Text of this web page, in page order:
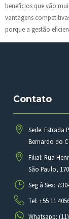
benefícios que vão
vantagens
porque a gestão
Contato
Sede: Estrada
Bernardo do
Filial: Rua
São Paulo,
Seg à Sex:
Tel: +55 11
Whatsapp: